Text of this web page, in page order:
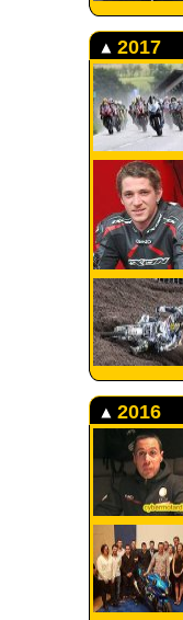
2017
2016